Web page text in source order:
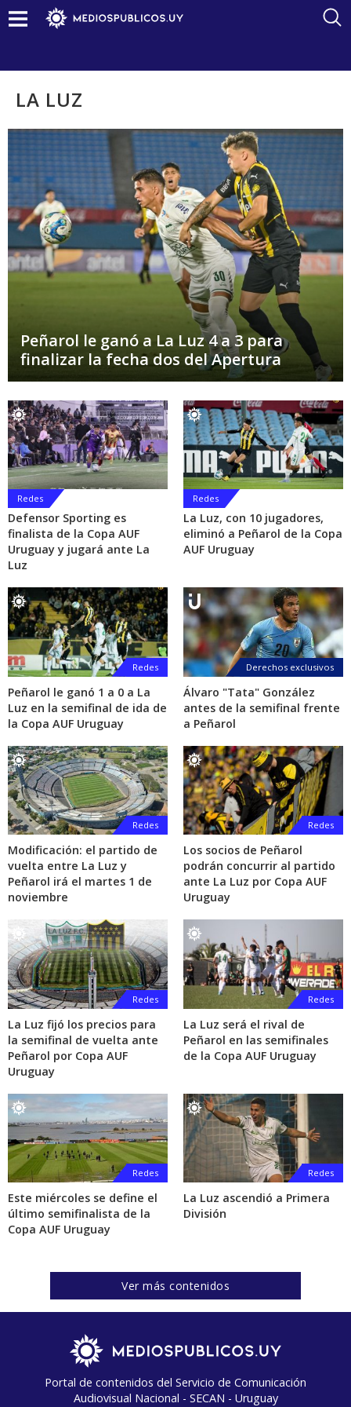
LA LUZ
Peñarol le ganó a La Luz 4 a 3 para
finalizar la fecha dos del Apertura
Redes
Defensor Sporting es
finalista de la Copa AUF
Uruguay y jugará ante La
Luz
Redes
La Luz, con 10 jugadores,
eliminó a Peñarol de la Copa
AUF Uruguay
Redes
Peñarol le ganó 1 a 0 a La
Luz en la semifinal de ida de
la Copa AUF Uruguay
Derechos exclusivos
Álvaro "Tata" González
antes de la semifinal frente
a Peñarol
Redes
Modificación: el partido de
vuelta entre La Luz y
Peñarol irá el martes 1 de
noviembre
Redes
Los socios de Peñarol
podrán concurrir al partido
ante La Luz por Copa AUF
Uruguay
Redes
La Luz fijó los precios para
la semifinal de vuelta ante
Peñarol por Copa AUF
Uruguay
Redes
La Luz será el rival de
Peñarol en las semifinales
de la Copa AUF Uruguay
Redes
Este miércoles se define el
último semifinalista de la
Copa AUF Uruguay
Redes
La Luz ascendió a Primera
División
Ver más contenidos
Portal de contenidos del Servicio de Comunicación
Audiovisual Nacional - SECAN - Uruguay